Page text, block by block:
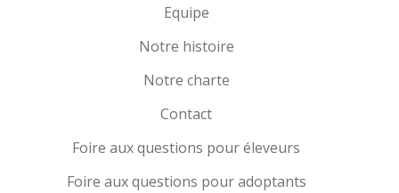
Equipe
Notre histoire
Notre charte
Contact
Foire aux questions pour éleveurs
Foire aux questions pour adoptants